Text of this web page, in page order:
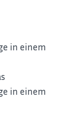
in einem
in einem